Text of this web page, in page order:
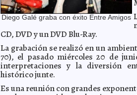
Diego Galé graba con éxito Entre Amigos
CD, DVD y un DVD Blu-Ray.
La grabación se realizó en un
70), el pasado miércoles 20 de
interpretaciones y la diversión
histórico junte.
Es una reunión con grandes